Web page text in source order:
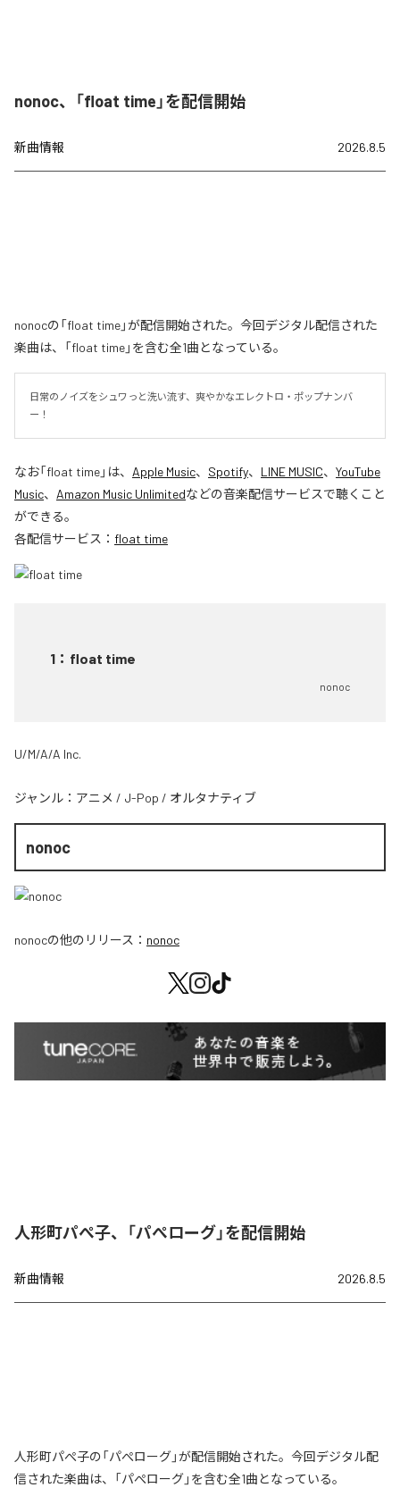
nonoc、「float time」を配信開始
新曲情報 2026.8.5
nonocの「float time」が配信開始された。今回デジタル配信された
楽曲は、「float time」を含む全1曲となっている。
日常のノイズをシュワっと洗い流す、爽やかなエレクトロ・ポップナンバ
ー！
なお「float time」は、 Apple Music、 Spotify、 LINE MUSIC、 YouTube
Music、 Amazon Music Unlimitedなどの音楽配信サービスで聴くこと
ができる。
各配信サービス： float time
1 ： float time
nonoc
U/M/A/A Inc.
ジャンル： アニメ / J-Pop / オルタナティブ
nonoc
nonocの他のリリース： nonoc
人形町パぺ子、「パぺローグ」を配信開始
新曲情報 2026.8.5
人形町パぺ子の「パぺローグ」が配信開始された。今回デジタル配
信された楽曲は、「パぺローグ」を含む全1曲となっている。